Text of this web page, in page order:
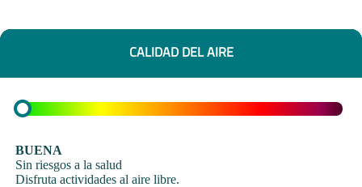
CALIDAD DEL AIRE
BUENA
Sin riesgos a la salud
Disfruta actividades al aire libre.